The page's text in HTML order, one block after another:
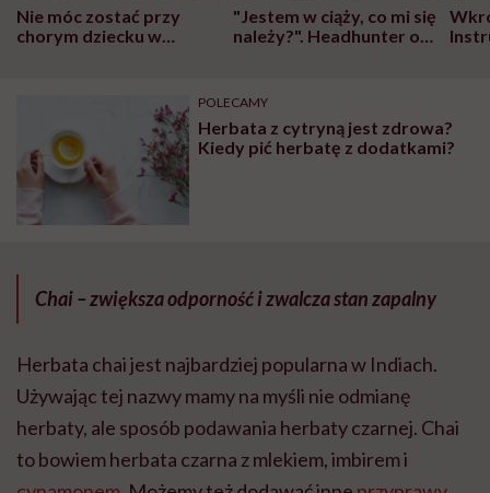
Nie móc zostać przy
chorym dziecku w
wyobraźni"
"Jestem w ciąży, co mi się
należy?". Headhunter o
pracy
POLECAMY
Herbata z cytryną jest zdrowa?
Kiedy pić herbatę z dodatkami?
Chai – zwiększa odporność i zwalcza stan zapalny
Herbata chai jest najbardziej popularna w Indiach.
Używając tej nazwy mamy na myśli nie odmianę
herbaty, ale sposób podawania herbaty czarnej. Chai
to bowiem herbata czarna z mlekiem, imbirem i